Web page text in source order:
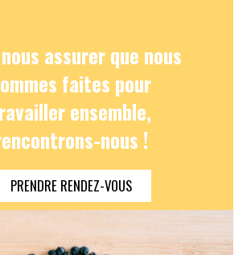
assurer que nous
faites pour
ensemble,
nous !
PRENDRE RENDEZ-VOUS